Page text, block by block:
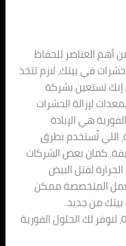
أهم العناصر للحفاظ
في بيتك، لازم تتخذ
تستعين بشركة
لإزالة الحشرات
هي الإبادة
اللي تُستخدم بطرق
كمان بعض الشركات
لقتل البيض
المتخصصة ممكن
من جديد.
فماتترددش، اتصل بينا على 01080892037، لنوفر لك الحلول الفورية